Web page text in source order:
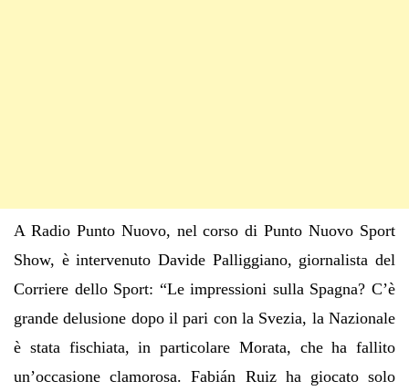
A Radio Punto Nuovo, nel corso di Punto Nuovo Sport
Show, è intervenuto Davide Palliggiano, giornalista del
Corriere dello Sport: “Le impressioni sulla Spagna? C’è
grande delusione dopo il pari con la Svezia, la Nazionale
è stata fischiata, in particolare Morata, che ha fallito
un’occasione clamorosa. Fabián Ruiz ha giocato solo